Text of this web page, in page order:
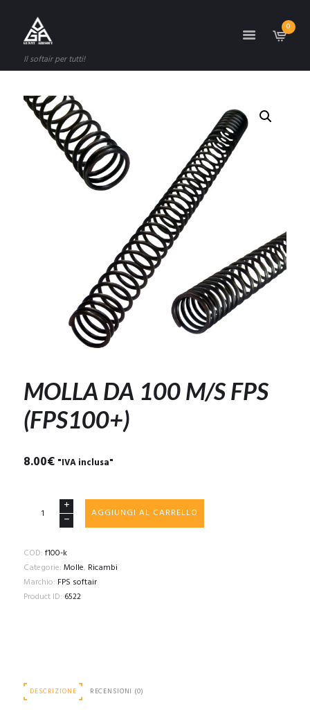
Il softair per tutti!
0
MOLLA DA 100 M/S FPS
(FPS100+)
8.00€ "IVA inclusa"
M/S
FPS
(FPS100+)
quantità
AGGIUNGI AL CARRELLO
COD: f100-k
Categorie: Molle, Ricambi
Marchio: FPS softair
Product ID: 6522
DESCRIZIONE RECENSIONI (0)